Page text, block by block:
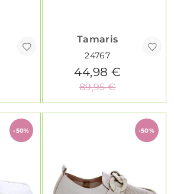
Tamaris
24767
44,98 €
89,95 €
-50% -50%